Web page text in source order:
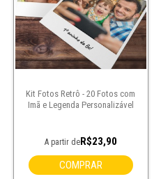
Kit Fotos Retrô - 20 Fotos com
Imã e Legenda Personalizável
A partir deR$23,90
COMPRAR